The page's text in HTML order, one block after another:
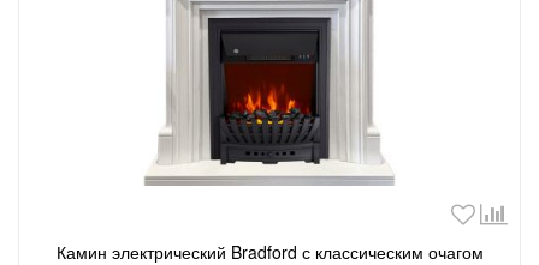
Камин электрический Bradford с классическим очагом